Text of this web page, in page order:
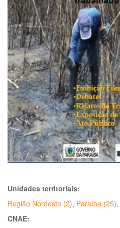
Unidades territoriais:
Região Nordeste (2), Paraíba (25),
CNAE: